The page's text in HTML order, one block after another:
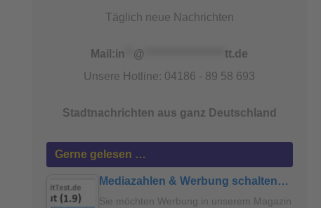
Täglich neue Nachrichten
Mail:in @ *******************tt.de
Unsere Hotline: 04186 - 89 58 693
Stadtnachrichten aus ganz Deutschland
Gerne gelesen …
Mediazahlen & Werbung schalten…
Sie möchten Werbung in unserem Magazin